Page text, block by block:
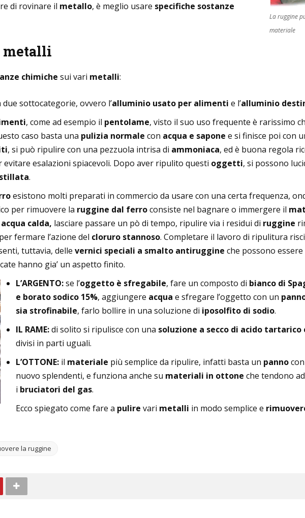
La ruggine
materiale
di rovinare il metallo, è meglio usare specifiche sostanze
metalli
chimiche sui vari metalli:
sottocategorie, ovvero l’alluminio usato per alimenti e l’alluminio
, come ad esempio il pentolame, visto il suo uso frequente è rarissimo
caso basta una pulizia normale con acqua e sapone e si finisce poi con
, si può ripulire con una pezzuola intrisa di ammoniaca, ed è buona regola
esalazioni spiacevoli. Dopo aver ripulito questi oggetti, si possono
.
esistono molti preparati in commercio da usare con una certa frequenza,
per rimuovere la ruggine dal ferroconsiste nel bagnare o immergere il
calda, lasciare passare un pò di tempo, ripulire via i residui di ruggine
per fermare l’azione del cloruro stannoso. Completare il lavoro di ripulitura
tuttavia, delle vernici speciali a smalto antiruggine che possono essere
hanno gia’ un aspetto finito.
L’ARGENTO:se l’oggetto è sfregabile, fare un composto di bianco di
e borato sodico 15%, aggiungere acqua e sfregare l’oggetto con un
sia strofinabile, farlo bollire in una soluzione di iposolfito di sodio.
IL RAME:di solito si ripulisce con una soluzione a secco di acido
divisi in parti uguali.
L’OTTONE: il materiale più semplice da ripulire, infatti basta un panno
nuovo splendenti, e funziona anche su materiali in ottone che tendono
i bruciatori del gas.
Ecco spiegato come fare a pulire vari metalli in modo semplice e
la ruggine